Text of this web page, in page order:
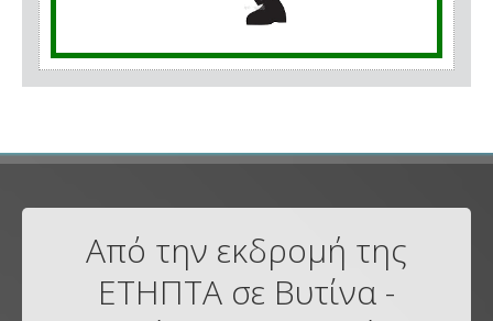
Από την εκδρομή της
ΕΤΗΠΤΑ σε Βυτίνα -